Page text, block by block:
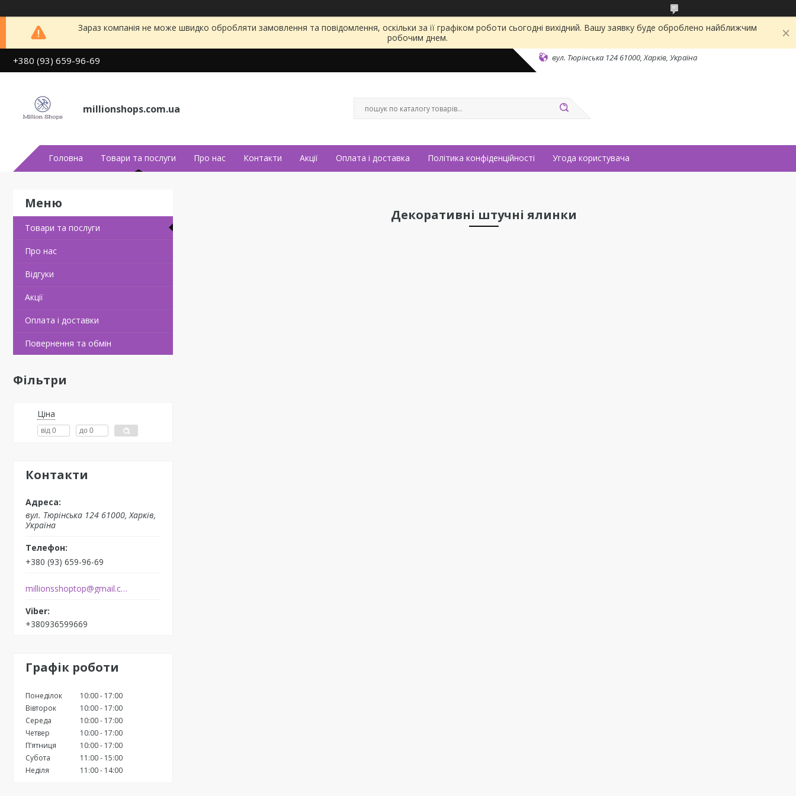
Зараз компанія не може швидко обробляти замовлення та повідомлення, оскільки за її графіком роботи сьогодні вихідний. Вашу заявку буде оброблено найближчим
робочим днем.
+380 (93) 659-96-69 вул. Тюрінська 124 61000, Харків, Україна
millionshops.com.ua
Головна Товари та послуги Про нас Контакти Акції Оплата і доставка Політика конфіденційності Угода користувача
Товари та послуги
Про нас
Відгуки
Акції
Оплата і доставки
Повернення та обмін
Фільтри
Ціна
Контакти
вул. Тюрінська 124 61000, Харків,
Україна
+380 (93) 659-96-69
millionsshoptop@gmail.com
+380936599669
Графік роботи
Понеділок 10:00
17:00
Вівторок
10:00
17:00
Середа
10:00
17:00
Четвер
10:00
17:00
Пʼятниця
10:00
17:00
Субота
11:00
15:00
Неділя
11:00 14:00
Декоративні штучні ялинки